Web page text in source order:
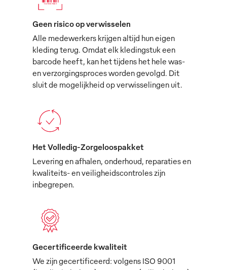
Geen risico op verwisselen
Alle medewerkers krijgen altijd hun eigen
kleding terug. Omdat elk kledingstuk een
barcode heeft, kan het tijdens het hele was-
en verzorgingsproces worden gevolgd. Dit
sluit de mogelijkheid op verwisselingen uit.
Het Volledig-Zorgeloospakket
Levering en afhalen, onderhoud, reparaties en
kwaliteits- en veiligheidscontroles zijn
inbegrepen.
Gecertificeerde kwaliteit
We zijn gecertificeerd: volgens ISO 9001